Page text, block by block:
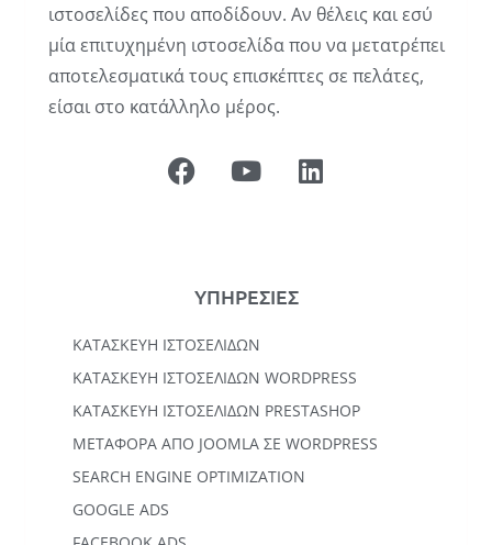
ιστοσελίδες που αποδίδουν. Αν θέλεις και εσύ
μία επιτυχημένη ιστοσελίδα που να μετατρέπει
αποτελεσματικά τους επισκέπτες σε πελάτες,
είσαι στο κατάλληλο μέρος.
ΥΠΗΡΕΣΙΕΣ
ΚΑΤΑΣΚΕΥΉ ΙΣΤΟΣΕΛΊΔΩΝ
KΑΤΑΣΚΕΥΉ IΣΤΟΣΕΛΊΔΩΝ WORDPRESS
ΚΑΤΑΣΚΕΥΗ ΙΣΤΟΣΕΛΙΔΩΝ PRESTASHOP
ΜΕΤΑΦΟΡΆ ΑΠΌ JOOMLA ΣΕ WORDPRESS
SEARCH ENGINE OPTIMIZATION
GOOGLE ADS